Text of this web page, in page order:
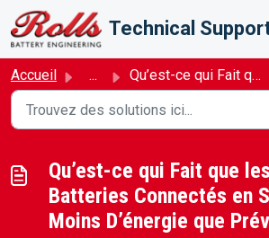
Passer au contenu principal
Accueil ... Qu’est-ce qui Fait que les Bancs de Batteries Connectés e...
Qu’est-ce qui Fait que
Batteries Connectés en
Moins D’énergie que